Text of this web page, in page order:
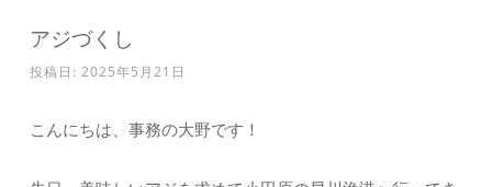
アジづくし
投稿日: 2025年5月21日
こんにちは、事務の大野です！